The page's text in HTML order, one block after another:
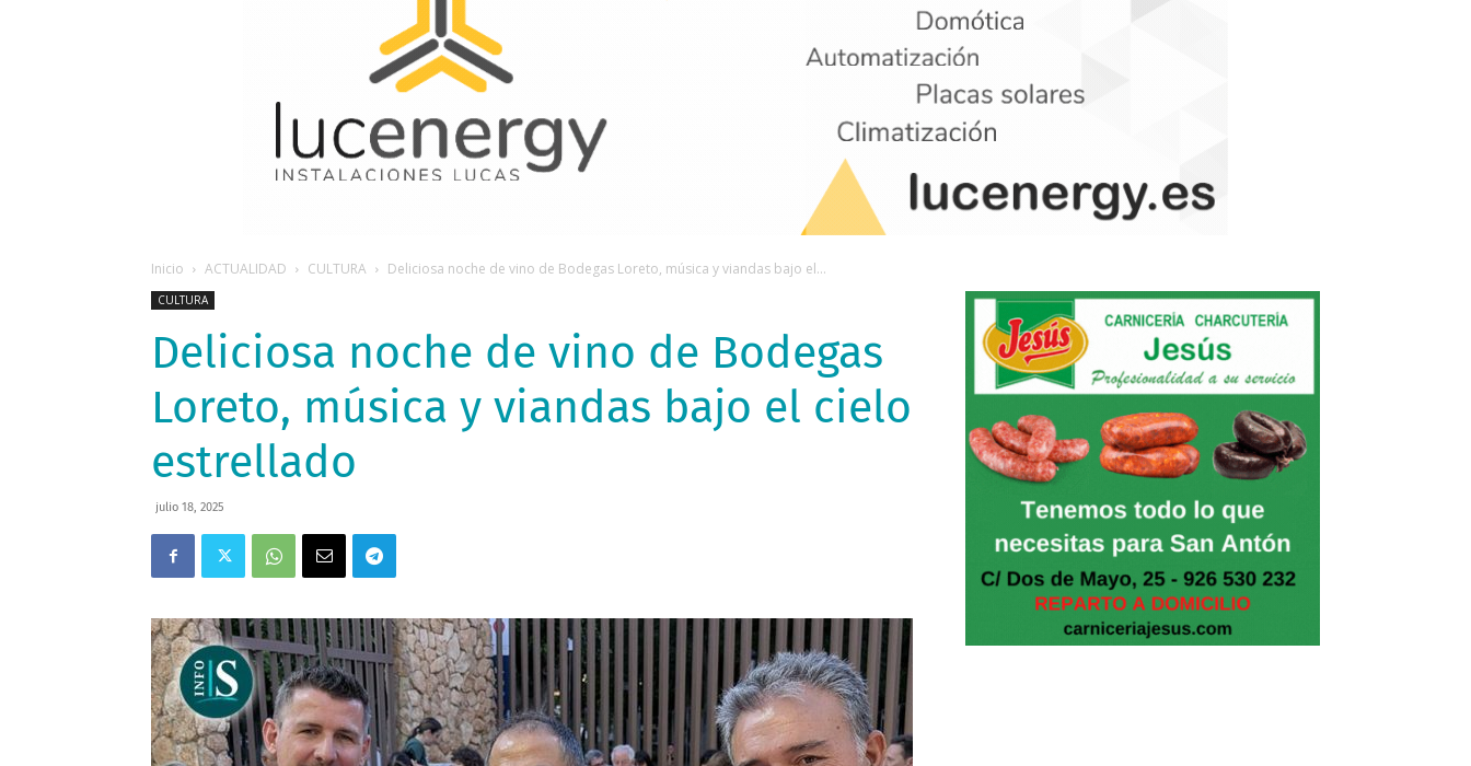
Inicio ACTUALIDAD CULTURA Deliciosa noche de vino de Bodegas Loreto, música y viandas bajo el...
CULTURA
Deliciosa noche de vino de Bodegas
Loreto, música y viandas bajo el cielo
estrellado
julio 18, 2025